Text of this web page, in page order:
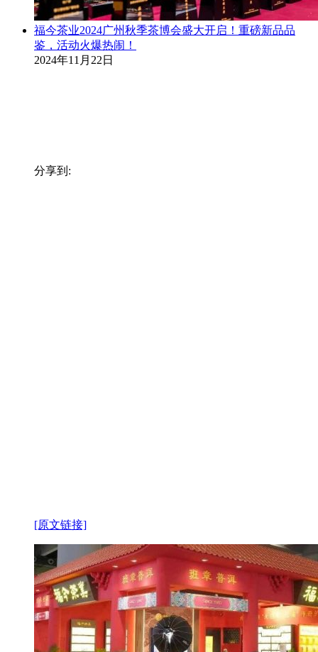
福今茶业2024广州秋季茶博会盛大开启！重磅新品品
鉴，活动火爆热闹！
2024年11月22日
分享到:
[原文链接]